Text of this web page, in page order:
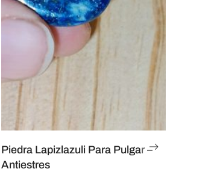
Piedra Lapizlazuli Para Pulgar –
Antiestres